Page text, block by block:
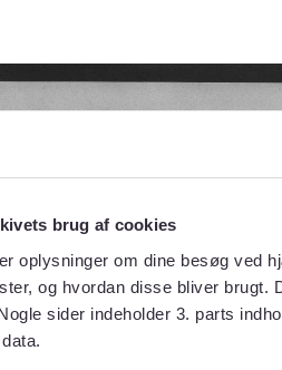
brug af cookies
oplysninger om dine besøg ved
og hvordan disse bliver
sider indeholder 3. parts
data.